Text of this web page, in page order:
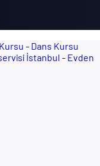
- Dans Kursu
İstanbul - Evden